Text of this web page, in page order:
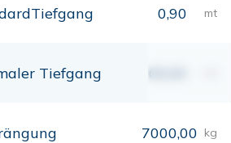
0,90 mt
Tiefgang 00,00
7000,00 kg